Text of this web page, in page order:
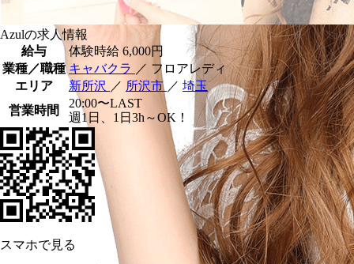
Azulの求人情報
給与
体験時給 6,000円
業種／職種 キャバクラ ／ フロアレディ
エリア
新所沢 ／ 所沢市 ／ 埼玉
営業時間
20:00〜LAST
週1日、1日3h～OK！
スマホで見る